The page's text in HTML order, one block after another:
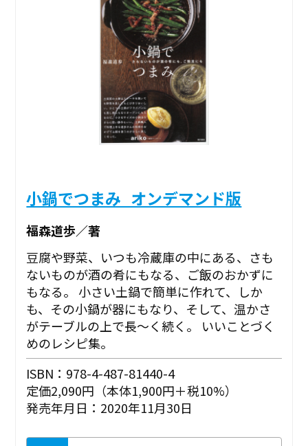
小鍋でつまみ_オンデマンド版
福森道歩／著
豆腐や野菜、いつも冷蔵庫の中にある、さも
ないものが酒の肴にもなる、ご飯のおかずに
もなる。 小さい土鍋で簡単に作れて、しか
も、その小鍋が器にもなり、そして、温かさ
がテーブルの上で長〜く続く。 いいことづく
めのレシピ集。
ISBN：978-4-487-81440-4
定価2,090円（本体1,900円＋税10%）
発売年月日：2020年11月30日